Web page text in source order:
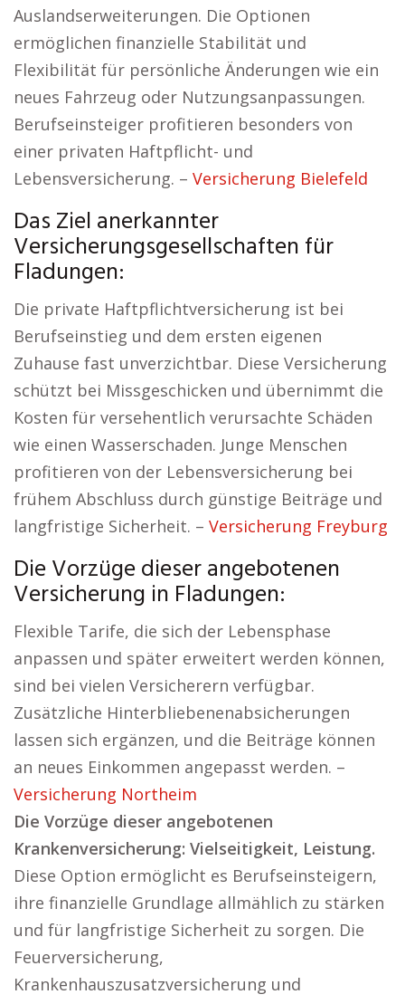
Auslandserweiterungen. Die Optionen
ermöglichen finanzielle Stabilität und
Flexibilität für persönliche Änderungen wie ein
neues Fahrzeug oder Nutzungsanpassungen.
Berufseinsteiger profitieren besonders von
einer privaten Haftpflicht- und
Lebensversicherung. – Versicherung Bielefeld
Das Ziel anerkannter
Versicherungsgesellschaften für
Fladungen:
Die private Haftpflichtversicherung ist bei
Berufseinstieg und dem ersten eigenen
Zuhause fast unverzichtbar. Diese Versicherung
schützt bei Missgeschicken und übernimmt die
Kosten für versehentlich verursachte Schäden
wie einen Wasserschaden. Junge Menschen
profitieren von der Lebensversicherung bei
frühem Abschluss durch günstige Beiträge und
langfristige Sicherheit. – Versicherung Freyburg
Die Vorzüge dieser angebotenen
Versicherung in Fladungen:
Flexible Tarife, die sich der Lebensphase
anpassen und später erweitert werden können,
sind bei vielen Versicherern verfügbar.
Zusätzliche Hinterbliebenenabsicherungen
lassen sich ergänzen, und die Beiträge können
an neues Einkommen angepasst werden. –
Versicherung Northeim
Die Vorzüge dieser angebotenen
Krankenversicherung: Vielseitigkeit, Leistung.
Diese Option ermöglicht es Berufseinsteigern,
ihre finanzielle Grundlage allmählich zu stärken
und für langfristige Sicherheit zu sorgen. Die
Feuerversicherung,
Krankenhauszusatzversicherung und